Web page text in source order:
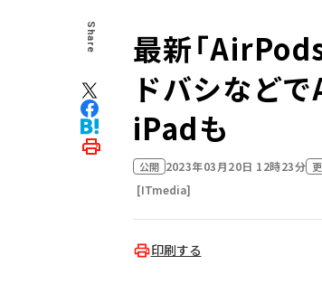
Share
最新「
ドバシなど
iPadも
公開 2023年03月20日 12時23分
[ITmedia]
印刷する